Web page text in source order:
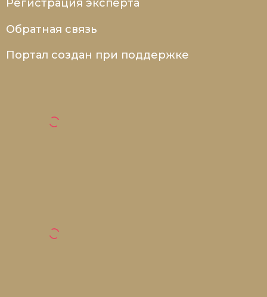
Регистрация эксперта
Обратная связь
Портал создан при поддержке